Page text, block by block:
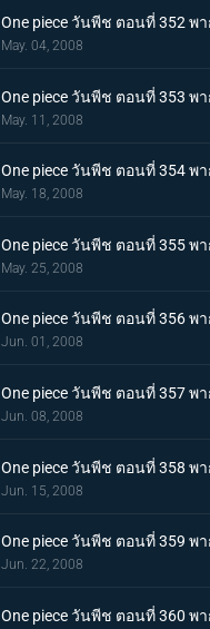
One piece วันพีช ตอนที่ 352
May. 04, 2008
One piece วันพีช ตอนที่ 353
May. 11, 2008
One piece วันพีช ตอนที่ 354
May. 18, 2008
One piece วันพีช ตอนที่ 355 พ
May. 25, 2008
One piece วันพีช ตอนที่ 356 พ
Jun. 01, 2008
One piece วันพีช ตอนที่ 357 พ
Jun. 08, 2008
One piece วันพีช ตอนที่ 358 พ
Jun. 15, 2008
One piece วันพีช ตอนที่ 359
Jun. 22, 2008
One piece วันพีช ตอนที่ 360 พ